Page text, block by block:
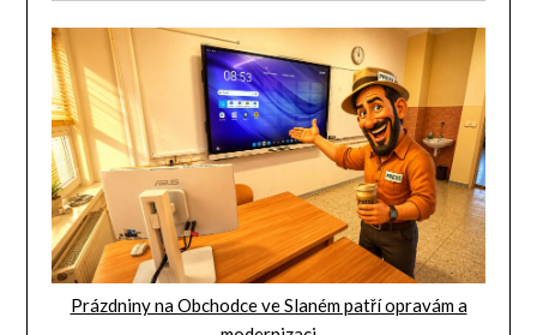
Prázdniny na Obchodce ve Slaném patří opravám a